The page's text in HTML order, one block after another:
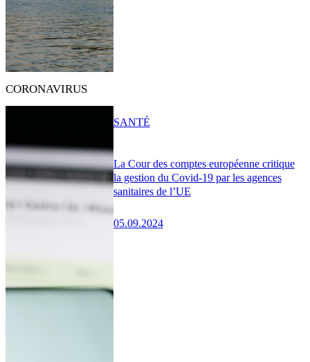
CORONAVIRUS
La Cour des comptes européenne critique
la gestion du Covid-19 par les agences
sanitaires de l’UE
05.09.2024
SANTÉ